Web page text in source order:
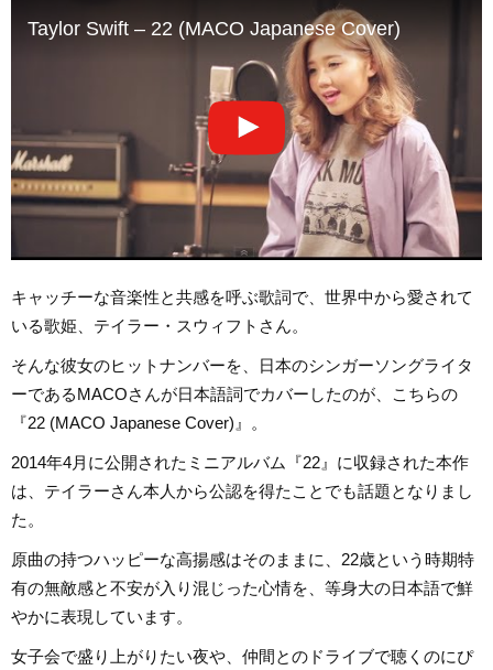
Taylor Swift – 22 (MACO Japanese Cover)
キャッチーな音楽性と共感を呼ぶ歌詞で、世界中から愛されて
いる歌姫、テイラー・スウィフトさん。
そんな彼女のヒットナンバーを、日本のシンガーソングライタ
ーであるMACOさんが日本語詞でカバーしたのが、こちらの
『22 (MACO Japanese Cover)』。
2014年4月に公開されたミニアルバム『22』に収録された本作
は、テイラーさん本人から公認を得たことでも話題となりまし
た。
原曲の持つハッピーな高揚感はそのままに、22歳という時期特
有の無敵感と不安が入り混じった心情を、等身大の日本語で鮮
やかに表現しています。
女子会で盛り上がりたい夜や、仲間とのドライブで聴くのにぴ